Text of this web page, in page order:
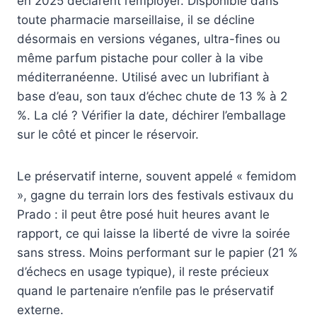
toute pharmacie marseillaise, il se décline
désormais en versions véganes, ultra-fines ou
même parfum pistache pour coller à la vibe
méditerranéenne. Utilisé avec un lubrifiant à
base d’eau, son taux d’échec chute de 13 % à 2
%. La clé ? Vérifier la date, déchirer l’emballage
sur le côté et pincer le réservoir.
Le préservatif interne, souvent appelé « femidom
», gagne du terrain lors des festivals estivaux du
Prado : il peut être posé huit heures avant le
rapport, ce qui laisse la liberté de vivre la soirée
sans stress. Moins performant sur le papier (21 %
d’échecs en usage typique), il reste précieux
quand le partenaire n’enfile pas le préservatif
externe.